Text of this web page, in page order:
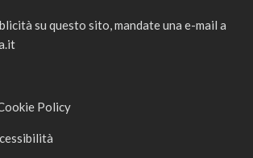
su questo sito, mandate una e-mail a
Policy